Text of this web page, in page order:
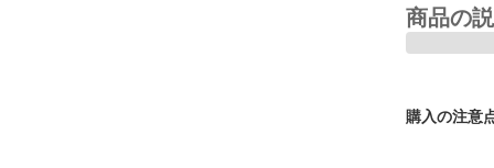
商品の
購入の注意